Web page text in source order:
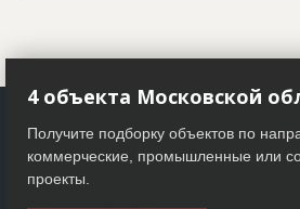
4 объекта Московской
Получите подборку объектов по
коммерческие, промышленные или
проекты.